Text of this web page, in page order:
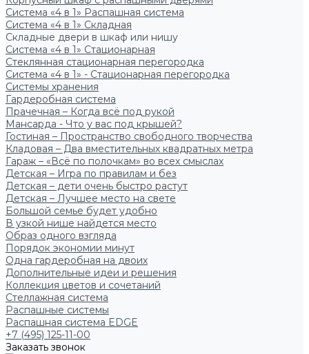
Система «4 в 1» Распашная система
Система «4 в 1» Складная
Складные двери в шкаф или нишу
Система «4 в 1» Стационарная
Стеклянная стационарная перегородка
Система «4 в 1» - Стационарная перегородка
Системы хранения
Гардеробная система
Прачечная – Когда всё под рукой
Мансарда - Что у вас под крышей?
Гостиная – Пространство свободного творчества
Кладовая – Два вместительных квадратных метра
Гараж – «Всё по полочкам» во всех смыслах
Детская – Игра по правилам и без
Детская – дети очень быстро растут
Детская – Лучшее место на свете
Большой семье будет удобно
В узкой нише найдется место
Образ одного взгляда
Порядок экономии минут
Одна гардеробная на двоих
Дополнительные идеи и решения
Коллекция цветов и сочетаний
Стеллажная система
Распашные системы
Распашная система EDGE
+7 (495) 125-11-00
Заказать звонок